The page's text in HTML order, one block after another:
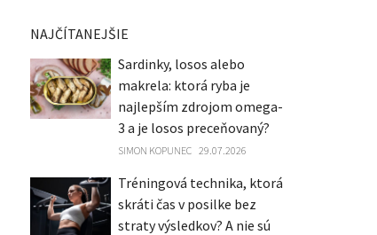
NAJČÍTANEJŠIE
Sardinky, losos alebo
makrela: ktorá ryba je
najlepším zdrojom omega-
3 a je losos preceňovaný?
SIMON KOPUNEC 29.07.2026
Tréningová technika, ktorá
skráti čas v posilke bez
straty výsledkov? A nie sú